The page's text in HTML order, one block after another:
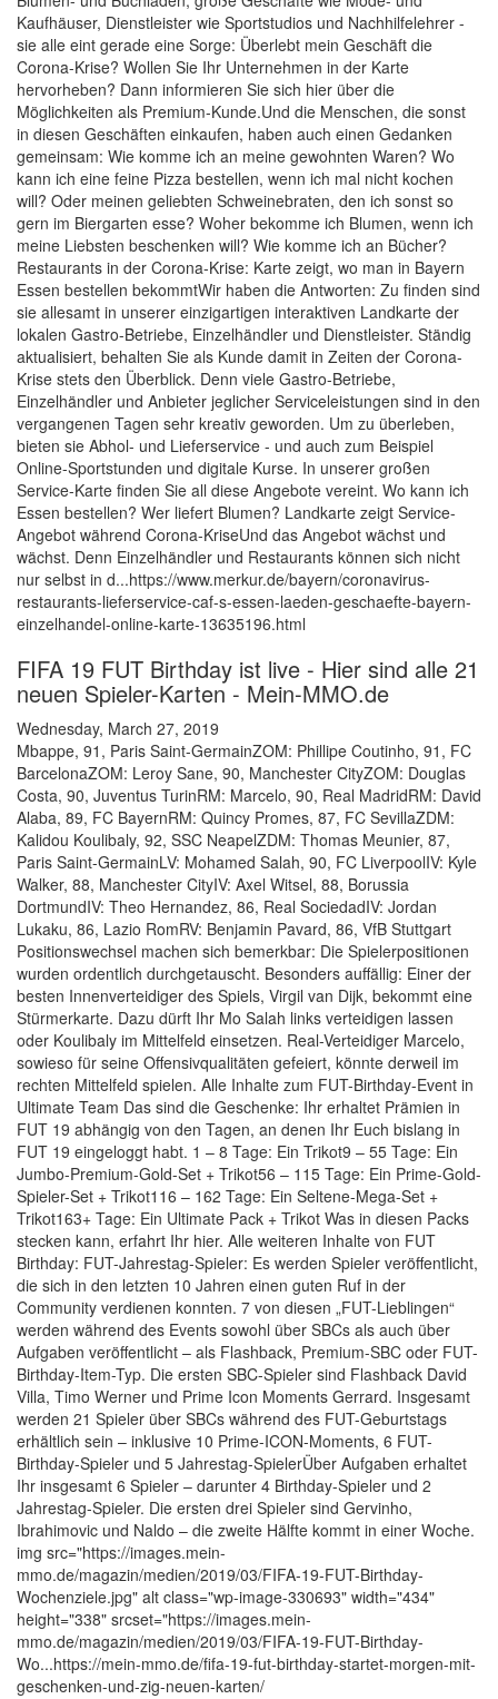
Kaufhäuser, Dienstleister wie Sportstudios und Nachhilfelehrer -
sie alle eint gerade eine Sorge: Überlebt mein Geschäft die
Corona-Krise? Wollen Sie Ihr Unternehmen in der Karte
hervorheben? Dann informieren Sie sich hier über die
Möglichkeiten als Premium-Kunde.Und die Menschen, die sonst
in diesen Geschäften einkaufen, haben auch einen Gedanken
gemeinsam: Wie komme ich an meine gewohnten Waren? Wo
kann ich eine feine Pizza bestellen, wenn ich mal nicht kochen
will? Oder meinen geliebten Schweinebraten, den ich sonst so
gern im Biergarten esse? Woher bekomme ich Blumen, wenn ich
meine Liebsten beschenken will? Wie komme ich an Bücher?
Restaurants in der Corona-Krise: Karte zeigt, wo man in Bayern
Essen bestellen bekommtWir haben die Antworten: Zu finden sind
sie allesamt in unserer einzigartigen interaktiven Landkarte der
lokalen Gastro-Betriebe, Einzelhändler und Dienstleister. Ständig
aktualisiert, behalten Sie als Kunde damit in Zeiten der Corona-
Krise stets den Überblick. Denn viele Gastro-Betriebe,
Einzelhändler und Anbieter jeglicher Serviceleistungen sind in den
vergangenen Tagen sehr kreativ geworden. Um zu überleben,
bieten sie Abhol- und Lieferservice - und auch zum Beispiel
Online-Sportstunden und digitale Kurse. In unserer großen
Service-Karte finden Sie all diese Angebote vereint. Wo kann ich
Essen bestellen? Wer liefert Blumen? Landkarte zeigt Service-
Angebot während Corona-KriseUnd das Angebot wächst und
wächst. Denn Einzelhändler und Restaurants können sich nicht
nur selbst in d...https://www.merkur.de/bayern/coronavirus-
restaurants-lieferservice-caf-s-essen-laeden-geschaefte-bayern-
einzelhandel-online-karte-13635196.html
FIFA 19 FUT Birthday ist live - Hier sind alle 21
neuen Spieler-Karten - Mein-MMO.de
Wednesday, March 27, 2019
Mbappe, 91, Paris Saint-GermainZOM: Phillipe Coutinho, 91, FC
BarcelonaZOM: Leroy Sane, 90, Manchester CityZOM: Douglas
Costa, 90, Juventus TurinRM: Marcelo, 90, Real MadridRM: David
Alaba, 89, FC BayernRM: Quincy Promes, 87, FC SevillaZDM:
Kalidou Koulibaly, 92, SSC NeapelZDM: Thomas Meunier, 87,
Paris Saint-GermainLV: Mohamed Salah, 90, FC LiverpoolIV: Kyle
Walker, 88, Manchester CityIV: Axel Witsel, 88, Borussia
DortmundIV: Theo Hernandez, 86, Real SociedadIV: Jordan
Lukaku, 86, Lazio RomRV: Benjamin Pavard, 86, VfB Stuttgart
Positionswechsel machen sich bemerkbar: Die Spielerpositionen
wurden ordentlich durchgetauscht. Besonders auffällig: Einer der
besten Innenverteidiger des Spiels, Virgil van Dijk, bekommt eine
Stürmerkarte. Dazu dürft Ihr Mo Salah links verteidigen lassen
oder Koulibaly im Mittelfeld einsetzen. Real-Verteidiger Marcelo,
sowieso für seine Offensivqualitäten gefeiert, könnte derweil im
rechten Mittelfeld spielen. Alle Inhalte zum FUT-Birthday-Event in
Ultimate Team Das sind die Geschenke: Ihr erhaltet Prämien in
FUT 19 abhängig von den Tagen, an denen Ihr Euch bislang in
FUT 19 eingeloggt habt. 1 – 8 Tage: Ein Trikot9 – 55 Tage: Ein
Jumbo-Premium-Gold-Set + Trikot56 – 115 Tage: Ein Prime-Gold-
Spieler-Set + Trikot116 – 162 Tage: Ein Seltene-Mega-Set +
Trikot163+ Tage: Ein Ultimate Pack + Trikot Was in diesen Packs
stecken kann, erfahrt Ihr hier. Alle weiteren Inhalte von FUT
Birthday: FUT-Jahrestag-Spieler: Es werden Spieler veröffentlicht,
die sich in den letzten 10 Jahren einen guten Ruf in der
Community verdienen konnten. 7 von diesen „FUT-Lieblingen“
werden während des Events sowohl über SBCs als auch über
Aufgaben veröffentlicht – als Flashback, Premium-SBC oder FUT-
Birthday-Item-Typ. Die ersten SBC-Spieler sind Flashback David
Villa, Timo Werner und Prime Icon Moments Gerrard. Insgesamt
werden 21 Spieler über SBCs während des FUT-Geburtstags
erhältlich sein – inklusive 10 Prime-ICON-Moments, 6 FUT-
Birthday-Spieler und 5 Jahrestag-SpielerÜber Aufgaben erhaltet
Ihr insgesamt 6 Spieler – darunter 4 Birthday-Spieler und 2
Jahrestag-Spieler. Die ersten drei Spieler sind Gervinho,
Ibrahimovic und Naldo – die zweite Hälfte kommt in einer Woche.
img src="https://images.mein-
mmo.de/magazin/medien/2019/03/FIFA-19-FUT-Birthday-
Wochenziele.jpg" alt class="wp-image-330693" width="434"
height="338" srcset="https://images.mein-
mmo.de/magazin/medien/2019/03/FIFA-19-FUT-Birthday-
Wo...https://mein-mmo.de/fifa-19-fut-birthday-startet-morgen-mit-
geschenken-und-zig-neuen-karten/